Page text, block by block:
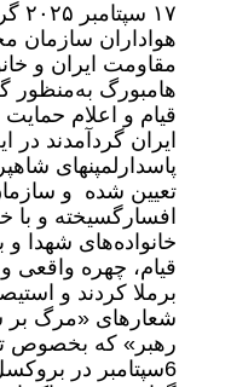
۱۷
هواداران سازمان
مقاومت ایران و
هامبورگ به‌منظور
قیام و اعلام
ایران گردآمدند در
پاسدارلمپنهای
تعیین شده و
افسارگسیخته و
خانواده‌های شهدا
قیام، چهره واقعی
برملا کردند و
شعارهای «مرگ بر
رهبر» که بخصوص
6سپتامبر در